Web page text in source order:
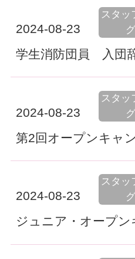
2024-08-23
スタッ
グ
学生消防団員 入団
2024-08-23
スタッ
グ
第2回オープンキャ
2024-08-23
スタッ
グ
ジュニア・オープ